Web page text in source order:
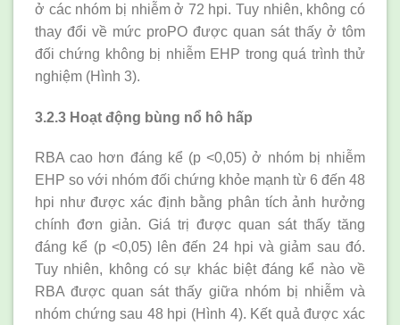
ở các nhóm bị nhiễm ở 72 hpi. Tuy nhiên, không có
thay đổi về mức proPO được quan sát thấy ở tôm
đối chứng không bị nhiễm EHP trong quá trình thử
nghiệm (Hình 3).
3.2.3 Hoạt động bùng nổ hô hấp
RBA cao hơn đáng kể (p <0,05) ở nhóm bị nhiễm
EHP so với nhóm đối chứng khỏe mạnh từ 6 đến 48
hpi như được xác định bằng phân tích ảnh hưởng
chính đơn giản. Giá trị được quan sát thấy tăng
đáng kể (p <0,05) lên đến 24 hpi và giảm sau đó.
Tuy nhiên, không có sự khác biệt đáng kể nào về
RBA được quan sát thấy giữa nhóm bị nhiễm và
nhóm chứng sau 48 hpi (Hình 4). Kết quả được xác